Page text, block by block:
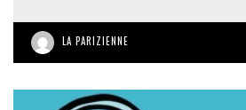
LA PARIZIENNE